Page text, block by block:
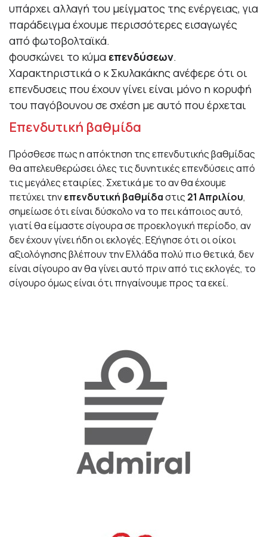
υπάρχει αλλαγή του μείγματος της ενέργειας, για
παράδειγμα έχουμε περισσότερες εισαγωγές
από φωτοβολταϊκά.
φουσκώνει το κύμα επενδύσεων.
Χαρακτηριστικά ο κ Σκυλακάκης ανέφερε ότι οι
επενδυσεις που έχουν γίνει είναι μόνο η κορυφή
του παγόβουνου σε σχέση με αυτό που έρχεται
Επενδυτική βαθμίδα
Πρόσθεσε πως η απόκτηση της επενδυτικής βαθμίδας
θα απελευθερώσει όλες τις δυνητικές επενδύσεις από
τις μεγάλες εταιρίες. Σχετικά με το αν θα έχουμε
πετύχει τηνεπενδυτική βαθμίδαστις 21 Απριλίου,
σημείωσε ότι είναι δύσκολο να το πει κάποιος αυτό,
γιατί θα είμαστε σίγουρα σε προεκλογική περίοδο, αν
δεν έχουν γίνει ήδη οι εκλογές. Εξήγησε ότι οι οίκοι
αξιολόγησης βλέπουν την Ελλάδα πολύ πιο θετικά, δεν
είναι σίγουρο αν θα γίνει αυτό πριν από τις εκλογές, το
σίγουρο όμως είναι ότι πηγαίνουμε προς τα εκεί.